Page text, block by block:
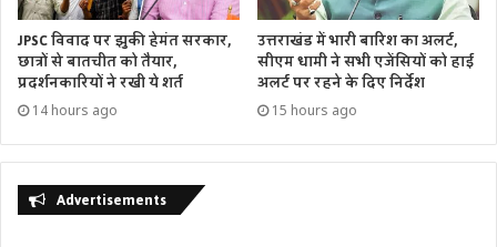
JPSC विवाद पर झुकी हेमंत सरकार,
छात्रों से बातचीत को तैयार,
प्रदर्शनकारियों ने रखी ये शर्त
14 hours ago
उत्तराखंड में भारी बारिश का अलर्ट,
सीएम धामी ने सभी एजेंसियों को हाई
अलर्ट पर रहने के दिए निर्देश
15 hours ago
Advertisements